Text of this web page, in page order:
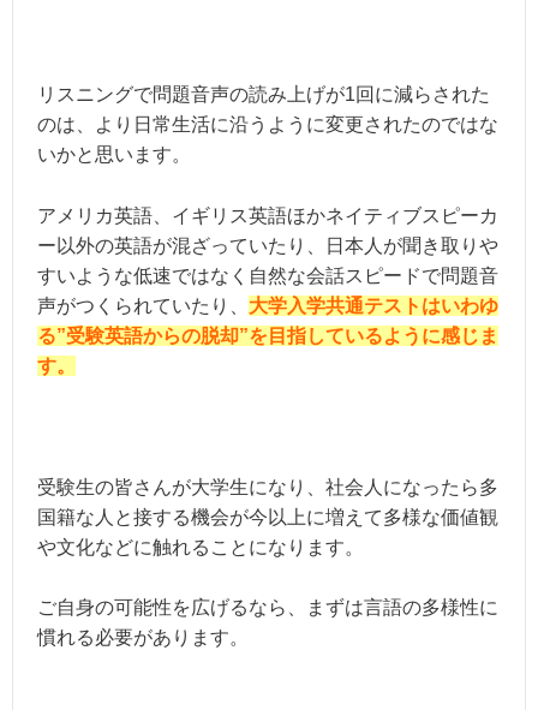
リスニングで問題音声の読み上げが1回に減らされた
のは、より日常生活に沿うように変更されたのではな
いかと思います。
アメリカ英語、イギリス英語ほかネイティブスピーカ
ー以外の英語が混ざっていたり、日本人が聞き取りや
すいような低速ではなく自然な会話スピードで問題音
声がつくられていたり、 大学入学共通テストはいわゆ
る”受験英語からの脱却”を目指しているように感じま
す。
受験生の皆さんが大学生になり、社会人になったら多
国籍な人と接する機会が今以上に増えて多様な価値観
や文化などに触れることになります。
ご自身の可能性を広げるなら、まずは言語の多様性に
慣れる必要があります。